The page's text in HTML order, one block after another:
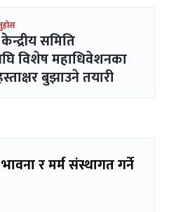
समिति
विशेष महाधिवेशनका
बुझाउने तयारी
र मर्म संस्थागत गर्ने